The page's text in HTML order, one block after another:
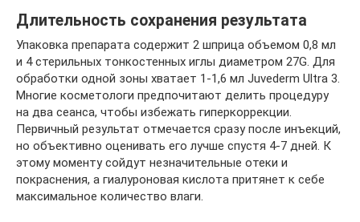
Длительность сохранения результата
Упаковка препарата содержит 2 шприца объемом 0,8 мл
и 4 стерильных тонкостенных иглы диаметром 27G. Для
обработки одной зоны хватает 1-1,6 мл Juvederm Ultra 3.
Многие косметологи предпочитают делить процедуру
на два сеанса, чтобы избежать гиперкоррекции.
Первичный результат отмечается сразу после инъекций,
но объективно оценивать его лучше спустя 4-7 дней. К
этому моменту сойдут незначительные отеки и
покраснения, а гиалуроновая кислота притянет к себе
максимальное количество влаги.